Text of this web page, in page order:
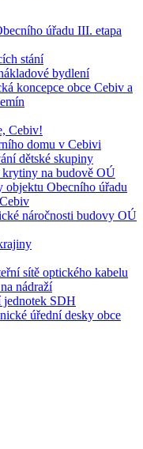
úřadu III. etapa
stání
bydlení
koncepce obce Cebiv a
Cebiv!
domu v Cebivi
dětské skupiny
krytiny na budově OÚ
objektu Obecního úřadu
náročnosti budovy OÚ
sítě optického kabelu
nádraží
jednotek SDH
úřední desky obce